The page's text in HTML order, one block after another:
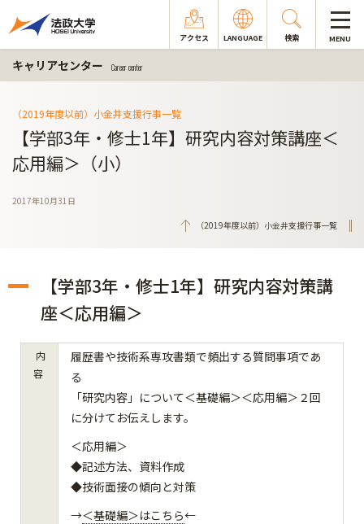
アクセス LANGUAGE 検索 MENU
キャリアセンター Career center
（2019年度以前）小金井支援行事一覧
【学部3年・修士1年】研究内容対策講座＜
応用編＞（小）
2017年10月31日
（2019年度以前）小金井支援行事一覧
【学部3年・修士1年】研究内容対策講
座＜応用編＞
内
容
履歴書や技術系専攻書類で頻出する質問事項であ
る
「研究内容」について＜基礎編＞＜応用編＞２回
に分けてお伝えします。
＜応用編＞
◆記述方法、資料作成
◆技術面接の傾向と対策
→＜基礎編＞はこちら←